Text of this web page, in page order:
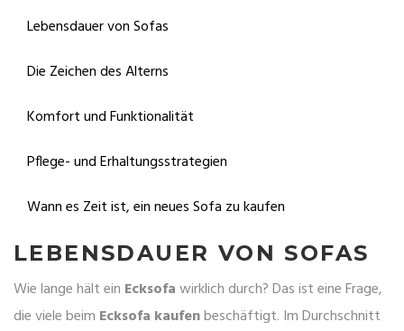
Lebensdauer von Sofas
Die Zeichen des Alterns
Komfort und Funktionalität
Pflege- und Erhaltungsstrategien
Wann es Zeit ist, ein neues Sofa zu kaufen
LEBENSDAUER VON SOFAS
Wie lange hält ein Ecksofawirklich durch? Das ist eine Frage,
die viele beim Ecksofa kaufenbeschäftigt. Im Durchschnitt